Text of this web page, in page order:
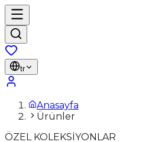
tr
Anasayfa
Ürünler
ÖZEL KOLEKSİYONLAR